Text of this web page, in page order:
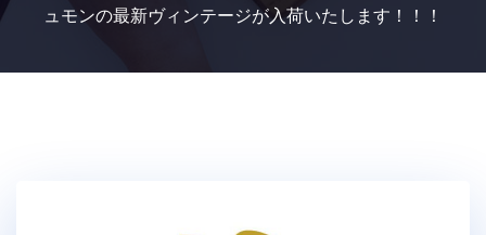
ュモンの最新ヴィンテージが入荷いたします！！！